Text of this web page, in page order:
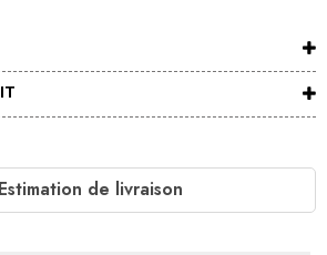
Estimation de livraison